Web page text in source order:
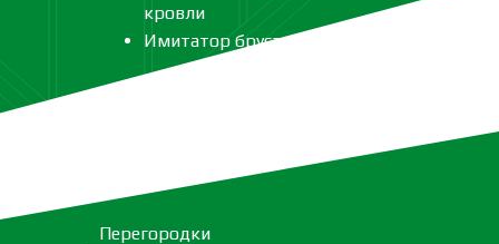
кровли
Имитатор бруса
Перегородки